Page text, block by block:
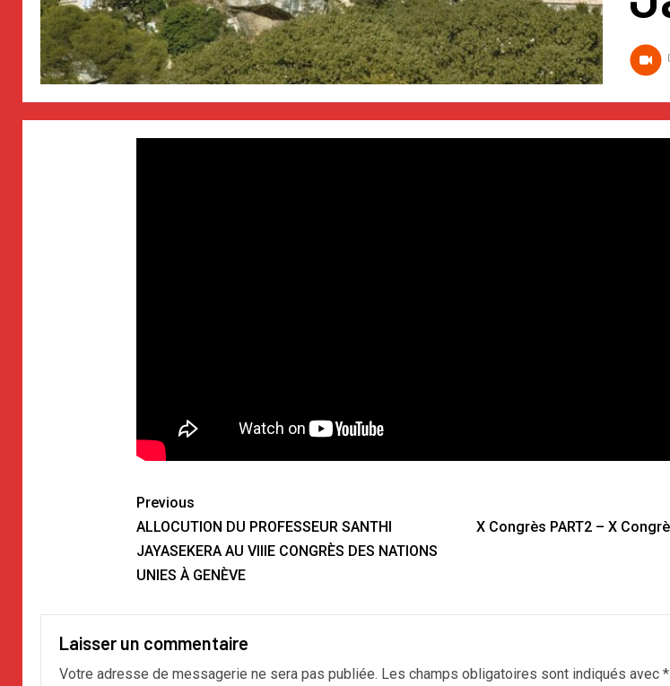
Previous
ALLOCUTION DU PROFESSEUR SANTHI
JAYASEKERA AU VIIIE CONGRÈS DES NATIONS
UNIES À GENÈVE
X Congrès PART2 – X
Laisser un commentaire
Votre adresse de messagerie ne sera pas publiée. Les champs obligatoires sont indiqués avec *